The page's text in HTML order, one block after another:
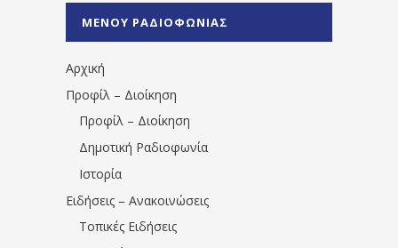
1531194763766854/" artist="" ]
ΜΕΝΟΥ ΡΑΔΙΟΦΩΝΙΑΣ
Αρχική
Προφίλ – Διοίκηση
Προφίλ – Διοίκηση
Δημοτική Ραδιοφωνία
Ιστορία
Ειδήσεις – Ανακοινώσεις
Τοπικές Ειδήσεις